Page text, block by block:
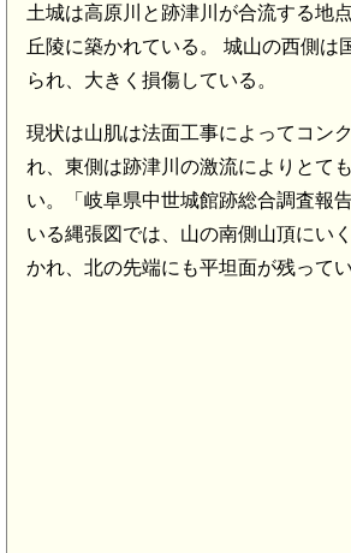
土城は高原川と跡津川が合流する地
丘陵に築かれている。 城山の西側は
られ、大きく損傷している。
現状は山肌は法面工事によってコン
れ、東側は跡津川の激流によりとて
い。「岐阜県中世城館跡総合調査報
いる縄張図では、山の南側山頂にい
かれ、北の先端にも平坦面が残って